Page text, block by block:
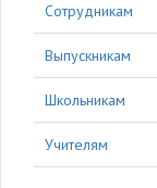
Сотрудникам
Выпускникам
Школьникам
Учителям